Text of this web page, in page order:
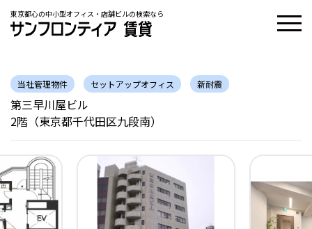
東京都心の中小型オフィス・店舗ビルの検索なら
当社管理物件 セットアップオフィス 新耐震
第三早川屋ビル
2階（東京都千代田区九段南）